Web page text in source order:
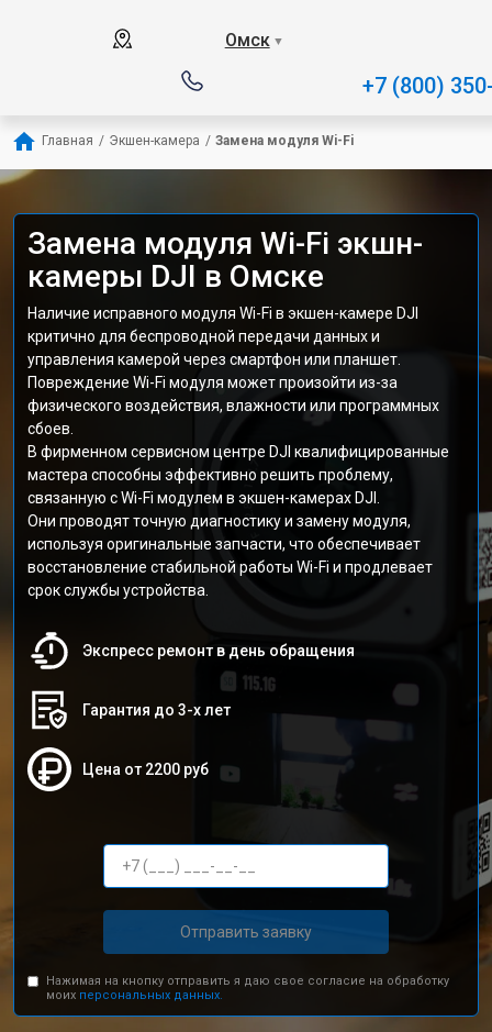
Омск ▼
+7 (800)
Главная / Экшен-камера / Замена модуля Wi-Fi
Замена модуля Wi-Fi экшн-
камеры DJI в Омске
Наличие исправного модуля Wi-Fi в экшен-камере DJI
критично для беспроводной передачи данных и
управления камерой через смартфон или планшет.
Повреждение Wi-Fi модуля может произойти из-за
физического воздействия, влажности или программных
сбоев.
В фирменном сервисном центре DJI квалифицированные
мастера способны эффективно решить проблему,
связанную с Wi-Fi модулем в экшен-камерах DJI.
Они проводят точную диагностику и замену модуля,
используя оригинальные запчасти, что обеспечивает
восстановление стабильной работы Wi-Fi и продлевает
срок службы устройства.
Экспресс ремонт в день обращения
Гарантия до 3-х лет
Цена от 2200 руб
Отправить заявку
Нажимая на кнопку отправить я даю свое согласие на обработку
моих персональных данных.